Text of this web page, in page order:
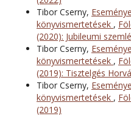
Tibor Cserny,
könyvismertetések ,
(2020): Jubileumi
Tibor Cserny,
könyvismertetések ,
(2019): Tisztelgés
Tibor Cserny,
könyvismertetések ,
(2019)